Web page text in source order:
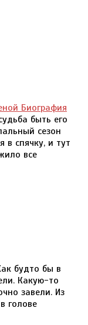
Биография
быть его
сезон
в спячку, и тут
все
будто бы в
Какую-то
завели. Из
голове